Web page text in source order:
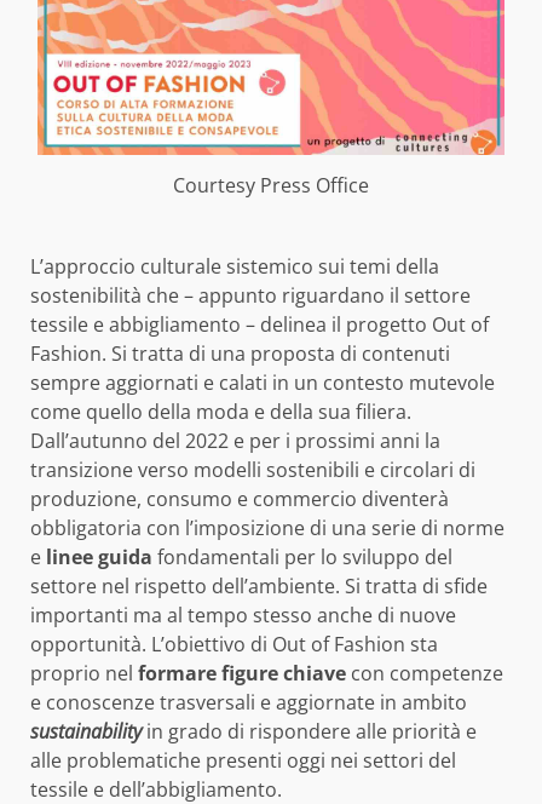
Courtesy Press Office
L’approccio culturale sistemico sui temi della
sostenibilità che – appunto riguardano il settore
tessile e abbigliamento – delinea il progetto Out of
Fashion. Si tratta di una proposta di contenuti
sempre aggiornati e calati in un contesto mutevole
come quello della moda e della sua filiera.
Dall’autunno del 2022 e per i prossimi anni la
transizione verso modelli sostenibili e circolari di
produzione, consumo e commercio diventerà
obbligatoria con l’imposizione di una serie di norme
e linee guida fondamentali per lo sviluppo del
settore nel rispetto dell’ambiente. Si tratta di sfide
importanti ma al tempo stesso anche di nuove
opportunità. L’obiettivo di Out of Fashion sta
proprio nel formare figure chiave con competenze
e conoscenze trasversali e aggiornate in ambito
sustainabilityin grado di rispondere alle priorità e
alle problematiche presenti oggi nei settori del
tessile e dell’abbigliamento.